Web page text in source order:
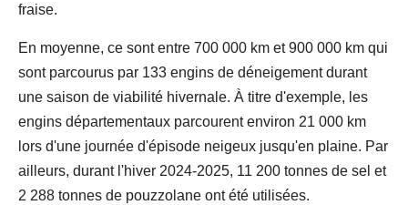
fraise.
En moyenne, ce sont entre 700 000 km et 900 000 km qui
sont parcourus par 133 engins de déneigement durant
une saison de viabilité hivernale. À titre d'exemple, les
engins départementaux parcourent environ 21 000 km
lors d'une journée d'épisode neigeux jusqu'en plaine. Par
ailleurs, durant l'hiver 2024-2025, 11 200 tonnes de sel et
2 288 tonnes de pouzzolane ont été utilisées.